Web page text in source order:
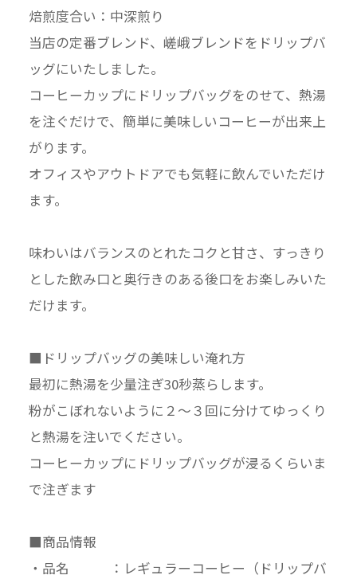
焙煎度合い：中深煎り
当店の定番ブレンド、嵯峨ブレンドをドリップバ
ッグにいたしました。
コーヒーカップにドリップバッグをのせて、熱湯
を注ぐだけで、簡単に美味しいコーヒーが出来上
がります。
オフィスやアウトドアでも気軽に飲んでいただけ
ます。
味わいはバランスのとれたコクと甘さ、すっきり
とした飲み口と奥行きのある後口をお楽しみいた
だけます。
■ドリップバッグの美味しい淹れ方
最初に熱湯を少量注ぎ30秒蒸らします。
粉がこぼれないように２〜３回に分けてゆっくり
と熱湯を注いでください。
コーヒーカップにドリップバッグが浸るくらいま
で注ぎます
■商品情報
・品名 ：レギュラーコーヒー（ドリップバ